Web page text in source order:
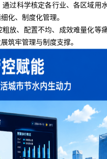
过科学核定各行业、各区域用
化、制度化管理。
放、配置不均、成效难量化等
筑牢管理与制度支撑。